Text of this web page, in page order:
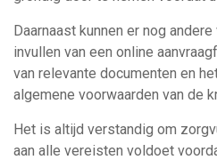
Daarnaast kunnen er nog
invullen van een online
van relevante documenten en
algemene voorwaarden van de
Het is altijd verstandig om
aan alle vereisten voldoet